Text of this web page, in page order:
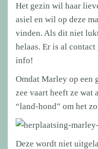
Het gezin wil haar
asiel en wil op deze
vinden. Als dit niet
helaas. Er is al
info!
Omdat Marley op een
zee vaart heeft ze wat
“land-hond” om het
Deze wordt niet